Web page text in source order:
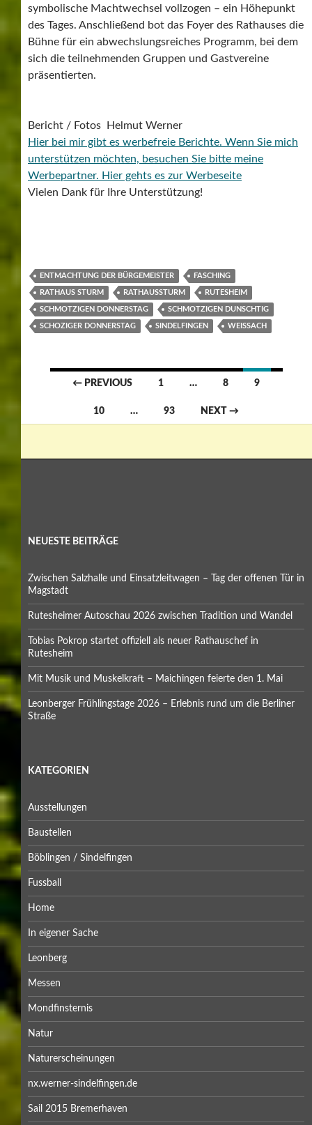
symbolische Machtwechsel vollzogen – ein Höhepunkt
des Tages. Anschließend bot das Foyer des Rathauses die
Bühne für ein abwechslungsreiches Programm, bei dem
sich die teilnehmenden Gruppen und Gastvereine
präsentierten.
Bericht / Fotos Helmut Werner
Hier bei mir gibt es werbefreie Berichte. Wenn Sie mich
unterstützen möchten, besuchen Sie bitte meine
Werbepartner. Hier gehts es zur Werbeseite
Vielen Dank für Ihre Unterstützung!
ENTMACHTUNG DER BÜRGEMEISTER FASCHING
RATHAUS STURM RATHAUSSTURM RUTESHEIM
SCHMOTZIGEN DONNERSTAG SCHMOTZIGEN DUNSCHTIG
SCHOZIGER DONNERSTAG SINDELFINGEN WEISSACH
Posts
navigation
← PREVIOUS 1 … 8 9
10 … 93 NEXT →
NEUESTE BEITRÄGE
Zwischen Salzhalle und Einsatzleitwagen – Tag der offenen Tür in
Magstadt
Rutesheimer Autoschau 2026 zwischen Tradition und Wandel
Tobias Pokrop startet offiziell als neuer Rathauschef in
Rutesheim
Mit Musik und Muskelkraft – Maichingen feierte den 1. Mai
Leonberger Frühlingstage 2026 – Erlebnis rund um die Berliner
Straße
KATEGORIEN
Ausstellungen
Baustellen
Böblingen / Sindelfingen
Fussball
Home
In eigener Sache
Leonberg
Messen
Mondfinsternis
Natur
Naturerscheinungen
nx.werner-sindelfingen.de
Sail 2015 Bremerhaven